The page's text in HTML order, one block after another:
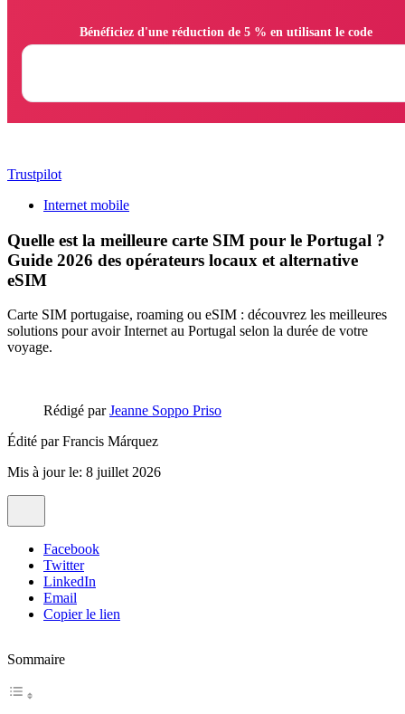
Trustpilot
Internet mobile
Quelle est la meilleure carte SIM pour le Portugal ?
Guide 2026 des opérateurs locaux et alternative
eSIM
Carte SIM portugaise, roaming ou eSIM : découvrez les meilleures
solutions pour avoir Internet au Portugal selon la durée de votre
voyage.
Rédigé parJeanne Soppo Priso
Édité parFrancis Márquez
Mis à jour le: 8 juillet 2026
Facebook
Twitter
LinkedIn
Email
Copier le lien
Sommaire